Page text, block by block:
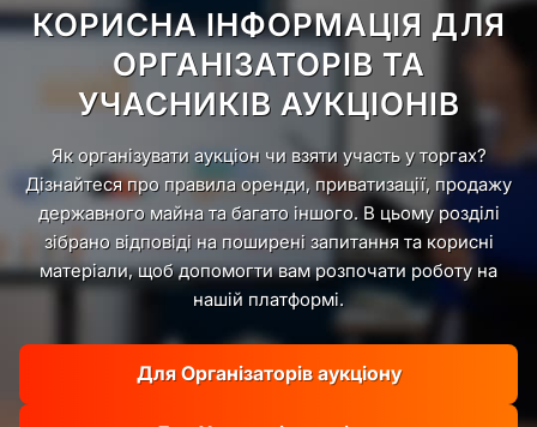
5КОРИСНА ІНФОРМАЦІЯ ДЛЯ
ОРГАНІЗАТОРІВ ТА
УЧАСНИКІВ АУКЦІОНІВ
Як організувати аукціон чи взяти участь у торгах?
Дізнайтеся про правила оренди, приватизації, продажу
державного майна та багато іншого. В цьому розділі
зібрано відповіді на поширені запитання та корисні
матеріали, щоб допомогти вам розпочати роботу на
нашій платформі.
Для Організаторів аукціону